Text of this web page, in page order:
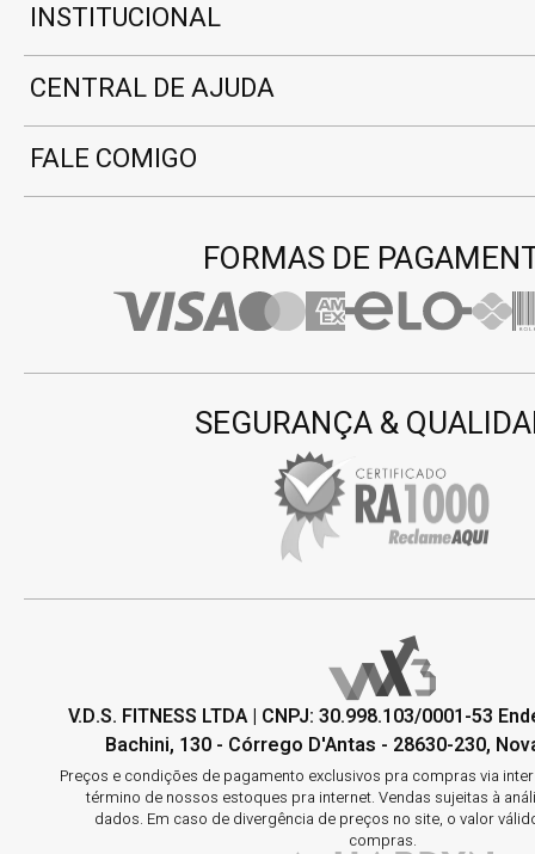
INSTITUCIONAL
CENTRAL DE AJUDA
FALE COMIGO
SEGURANÇA &
FORMAS DE
V.D.S. FITNESS LTDA | CNPJ: 30.998.103/0001-53
Bachini, 130 - Córrego D'Antas - 28630-230,
Preços e condições de pagamento exclusivos pra compras via
término de nossos estoques pra internet. Vendas sujeitas à
dados. Em caso de divergência de preços no site, o valor
compras.